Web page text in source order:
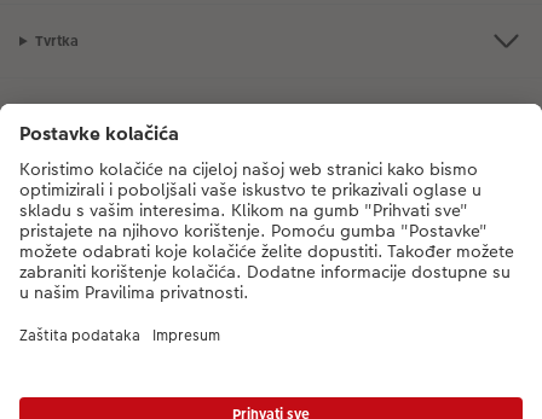
Tvrtka
CEWE Fotosvijet
Nazovite nas od ponedjeljka do petka od 8:00 - 17:00 sati (s iznimkom